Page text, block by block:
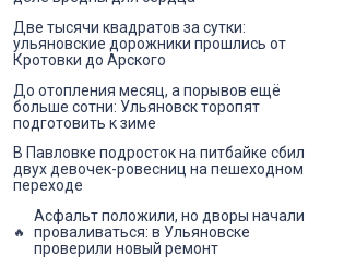
Две тысячи квадратов за сутки:
ульяновские дорожники прошлись от
Кротовки до Арского
До отопления месяц, а порывов ещё
больше сотни: Ульяновск торопят
подготовить к зиме
В Павловке подросток на питбайке сбил
двух девочек-ровесниц на пешеходном
переходе
Асфальт положили, но дворы начали
проваливаться: в Ульяновске
проверили новый ремонт